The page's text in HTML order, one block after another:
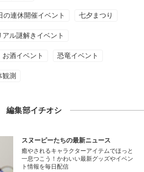
連休開催イベント 七夕まつり
アル謎解きイベント
お酒イベント 恐竜イベント
測
編集部イチオシ
スヌーピーたちの最新ニュース
癒やされるキャラクターアイテムでほっと
一息つこう！かわいい最新グッズやイベン
ト情報を毎日配信